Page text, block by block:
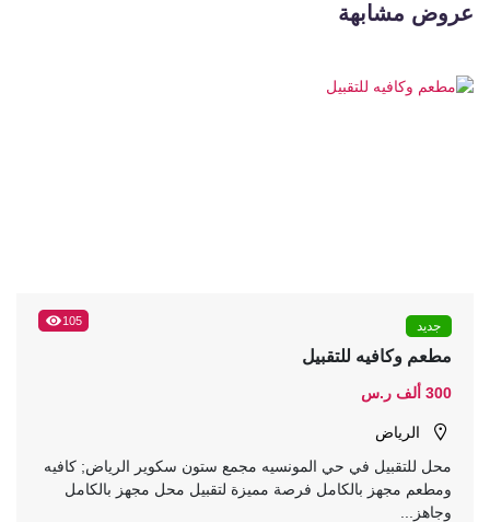
عروض مشابهة
105 جديد
مطعم وكافيه للتقبيل
300 ألف ر.س
الرياض
محل للتقبيل في حي المونسيه مجمع ستون سكوير الرياض; كافيه
ومطعم مجهز بالكامل فرصة مميزة لتقبيل محل مجهز بالكامل
وجاهز...